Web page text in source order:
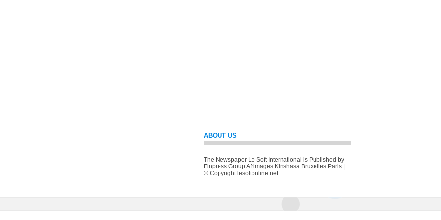
ABOUT US
The Newspaper Le Soft International is Published by
Finpress Group Afrimages Kinshasa Bruxelles Paris |
© Copyright lesoftonline.net